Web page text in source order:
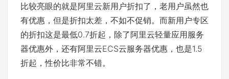
比较亮眼的就是阿里云新用户折扣了，老用户虽然也
有优惠，但是折扣太差，不如不促销。而新用户专区
的折扣这是最低0.7折起，除了阿里云轻量应用服务
器优惠外，还有阿里云ECS云服务器优惠，也是1.5
折起，性价比非常不错。